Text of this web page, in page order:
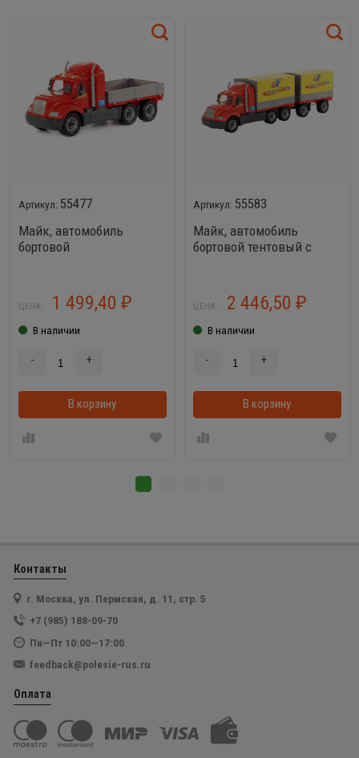
55477
Майк, автомобиль
бортовой
ЦЕНА: 1 499,40 ₽
В наличии
- +
В корзину
55583
Майк, автомобиль
бортовой тентовый с
ЦЕНА: 2 446,50 ₽
В наличии
- +
В корзину
Контакты
г. Москва, ул. Пермская, д. 11, стр. 5
+7 (985) 188-09-70
Пн—Пт 10:00—17:00
feedback@polesie-rus.ru
Оплата